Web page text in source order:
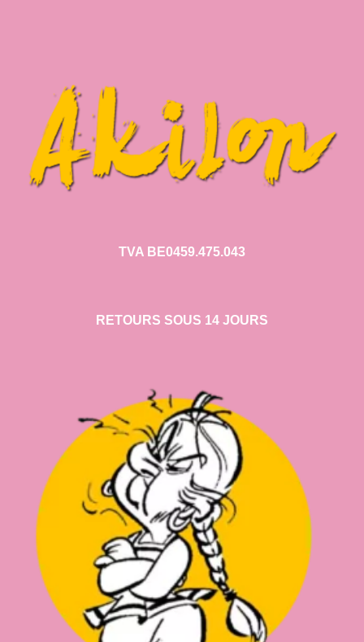
TVA BE0459.475.043
RETOURS SOUS 14 JOURS